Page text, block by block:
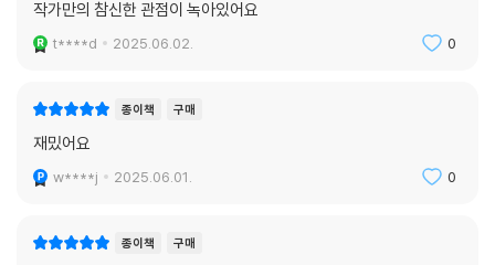
작가만의 참신한 관점이 녹아있어요
t****d 2025.06.02. 0
종이책 구매
재밌어요
w****j 2025.06.01. 0
종이책 구매